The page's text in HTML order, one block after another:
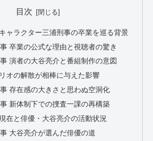
目次
ャラクター三浦刑事の卒業を巡る背景
卒業の公式な理由と視聴者の驚き
演者の大谷亮介と番組制作の意図
オの解散が相棒に与えた影響
存在感の大きさと思わぬ空洞化
新体制下での捜査一課の再構築
在と俳優・大谷亮介の活動状況
大谷亮介が選んだ俳優の道